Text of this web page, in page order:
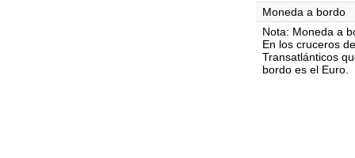
Moneda a bordo
Nota: Moneda a
En los cruceros
Transatlánticos
bordo es el Euro.